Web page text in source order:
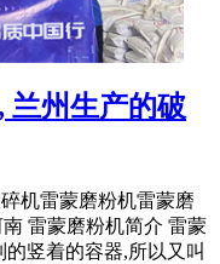
兰州生产的破
机雷蒙磨粉机雷蒙磨
南 雷蒙磨粉机简介 雷蒙
竖着的容器,所以又叫